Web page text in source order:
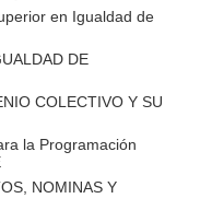
en Igualdad de
DE
COLECTIVO Y SU
la Programación
NOMINAS Y